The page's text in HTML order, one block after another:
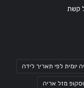
יומית לפי תאריך לידה
מזל אריה